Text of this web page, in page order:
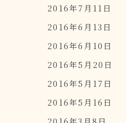
2016年7月11日
2016年6月13日
2016年6月10日
2016年5月20日
2016年5月17日
2016年5月16日